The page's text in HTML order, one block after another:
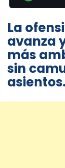
La
avanza
más
sin
asientos.